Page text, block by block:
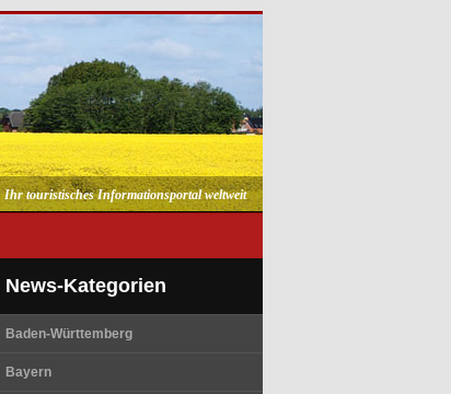
Ihr touristisches Informationsportal weltweit
News-Kategorien
Baden-Württemberg
Bayern